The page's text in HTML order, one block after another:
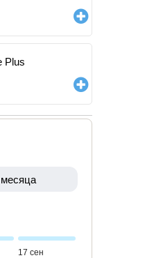
Plus
17 сен